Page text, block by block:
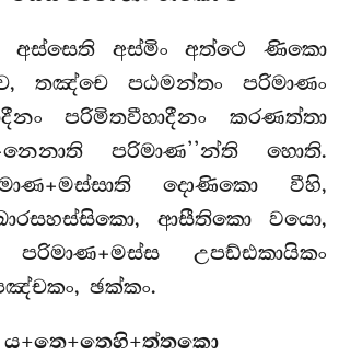
අස්සෙති අස්මිං අත්ථෙ ණිකො
තඤ්චෙ පඨමන්තං පරිමාණං
පරිමිතවීහාදීනං කරණත්තා
පරිමාණ’’න්ති හොති.
දොණිකො වීහි,
ආසීතිකො වයො,
උපඩ්ඪකායිකං
ඡක්කං.
ය+තෙ+තෙහි+ත්තකො